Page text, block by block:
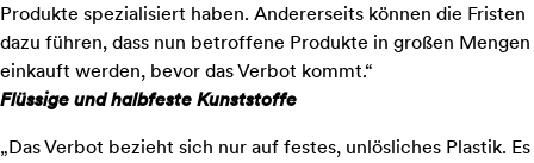
Produkte spezialisiert haben. Andererseits können die Fristen
dazu führen, dass nun betroffene Produkte in großen Mengen
einkauft werden, bevor das Verbot kommt.“
Flüssige und halbfeste Kunststoffe
„Das Verbot bezieht sich nur auf festes, unlösliches Plastik. Es